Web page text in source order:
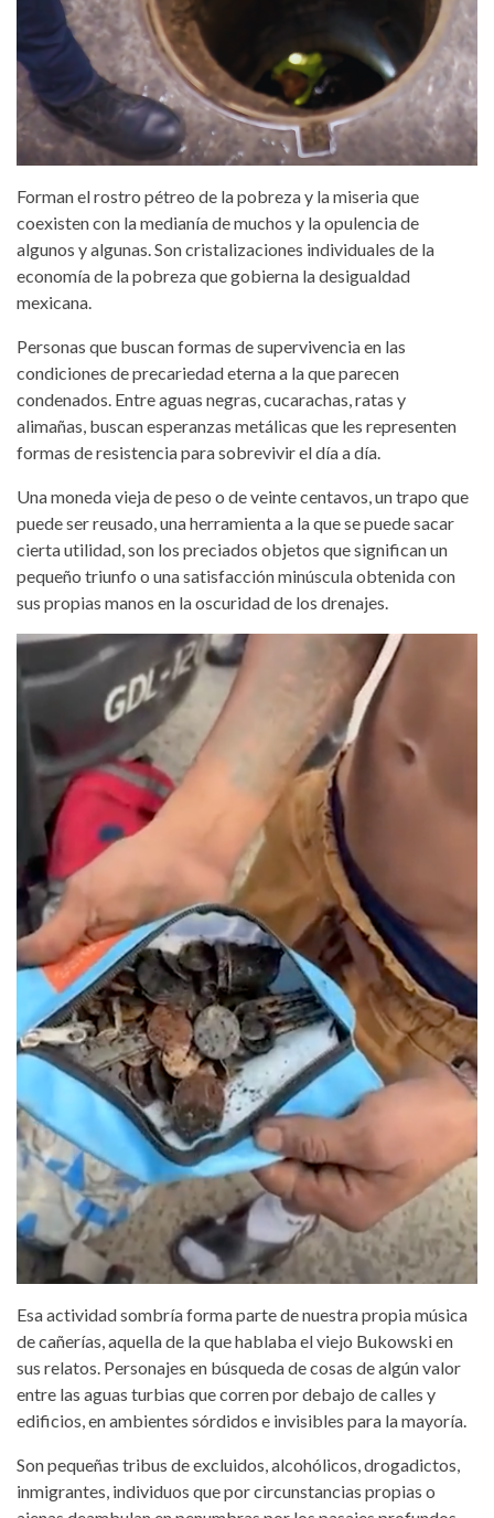
Forman el rostro pétreo de la pobreza y la miseria que
coexisten con la medianía de muchos y la opulencia de
algunos y algunas. Son cristalizaciones individuales de la
economía de la pobreza que gobierna la desigualdad
mexicana.
Personas que buscan formas de supervivencia en las
condiciones de precariedad eterna a la que parecen
condenados. Entre aguas negras, cucarachas, ratas y
alimañas, buscan esperanzas metálicas que les representen
formas de resistencia para sobrevivir el día a día.
Una moneda vieja de peso o de veinte centavos, un trapo que
puede ser reusado, una herramienta a la que se puede sacar
cierta utilidad, son los preciados objetos que significan un
pequeño triunfo o una satisfacción minúscula obtenida con
sus propias manos en la oscuridad de los drenajes.
Esa actividad sombría forma parte de nuestra propia música
de cañerías, aquella de la que hablaba el viejo Bukowski en
sus relatos. Personajes en búsqueda de cosas de algún valor
entre las aguas turbias que corren por debajo de calles y
edificios, en ambientes sórdidos e invisibles para la mayoría.
Son pequeñas tribus de excluidos, alcohólicos, drogadictos,
inmigrantes, individuos que por circunstancias propias o